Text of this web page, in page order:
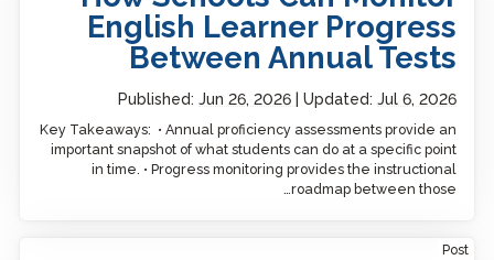
English Learner Progress
Between Annual Tests
Published:Jun 26, 2026 Updated:Jul 6, 2026
Key Takeaways: • Annual proficiency assessments provide an
important snapshot of what students can do at a specific point
in time. • Progress monitoring provides the instructional
roadmap between those…
Post